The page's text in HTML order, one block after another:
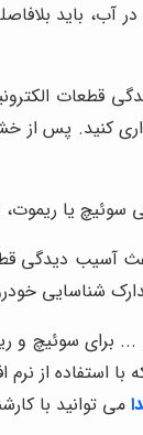
آب، باید
قطعات
کنید. پس از
یا ریموت،
دیدگی
شناسایی
برای سوئیچ
استفاده از
می توانید با